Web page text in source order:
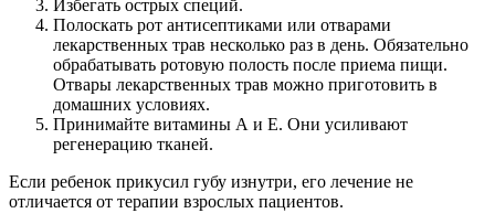
Избегать острых специй.
Полоскать рот антисептиками или отварами
лекарственных трав несколько раз в день. Обязательно
обрабатывать ротовую полость после приема пищи.
Отвары лекарственных трав можно приготовить в
домашних условиях.
Принимайте витамины А и Е. Они усиливают
регенерацию тканей.
Если ребенок прикусил губу изнутри, его лечение не
отличается от терапии взрослых пациентов.